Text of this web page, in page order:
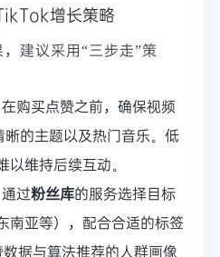
增长策略
建议采用“三步走”策
在购买点赞之前，确保视频
的主题以及热门音乐。低
维持后续互动。
通过粉丝库的服务选择目标
南亚等），配合合适的标签
据与算法推荐的人群画像